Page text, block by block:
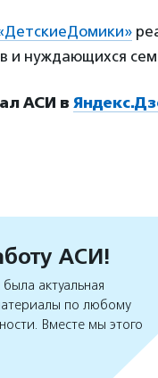
и нуждающихся
АСИ в
АСИ!
актуальная
по любому
Вместе мы этого